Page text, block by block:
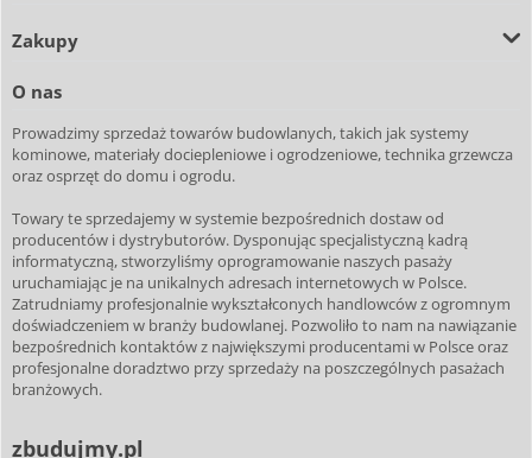
Zakupy
O nas
Prowadzimy sprzedaż towarów budowlanych, takich jak systemy
kominowe, materiały dociepleniowe i ogrodzeniowe, technika grzewcza
oraz osprzęt do domu i ogrodu.
Towary te sprzedajemy w systemie bezpośrednich dostaw od
producentów i dystrybutorów. Dysponując specjalistyczną kadrą
informatyczną, stworzyliśmy oprogramowanie naszych pasaży
uruchamiając je na unikalnych adresach internetowych w Polsce.
Zatrudniamy profesjonalnie wykształconych handlowców z ogromnym
doświadczeniem w branży budowlanej. Pozwoliło to nam na nawiązanie
bezpośrednich kontaktów z największymi producentami w Polsce oraz
profesjonalne doradztwo przy sprzedaży na poszczególnych pasażach
branżowych.
zbudujmy.pl